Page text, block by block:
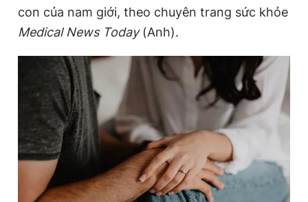
Đọc Thanh Niên trên điện thoại
Theo dõi báo trên
Hotline
0906 645 777
Liên hệ quảng cáo
0908 780 404
Đặt báo Quảng cáo RSS Tòa soạn Chính sách bảo
con của nam giới, theo chuyên trang sức khỏe
Medical News Today(Anh).